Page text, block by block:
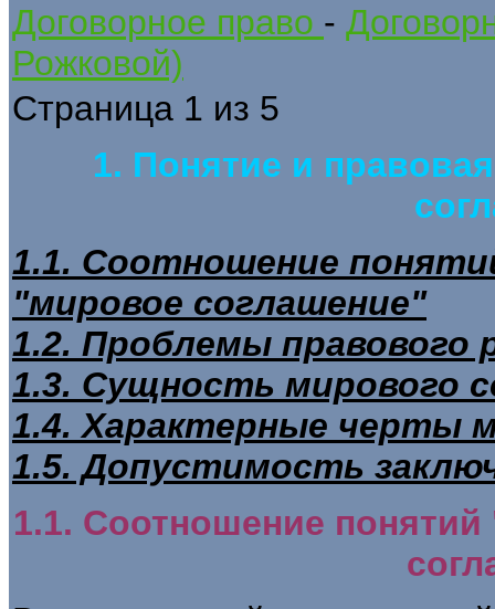
Договорное право -
Рожковой)
Страница 1 из 5
1. Понятие и
1.1. Соотношение
"мировое соглашение"
1.2. Проблемы правового
1.3. Сущность мирового
1.4. Характерные черты
1.5. Допустимость
1.1. Соотношение